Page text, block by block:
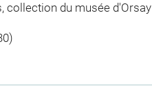
collection du musée d'Orsay